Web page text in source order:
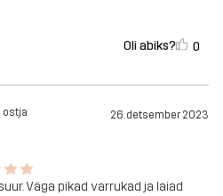
Oli abiks? 0
ostja 26. detsember 2023
Väga pikad varrukad ja laiad